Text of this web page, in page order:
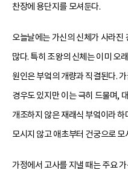
찬장에 용단지를 모셔둔다.
오늘날에는 가신의 신체가 사라진
많다. 특히 조왕의 신체는 이미 오
원인은 부엌의 개량과 직결된다.
경우도 있지만 이는 극히 드물며,
개조하지 않은 재래식 부엌이라
모시지 않고 애초부터 건궁으로 모
가정에서 고사를 지낼 때는 주요